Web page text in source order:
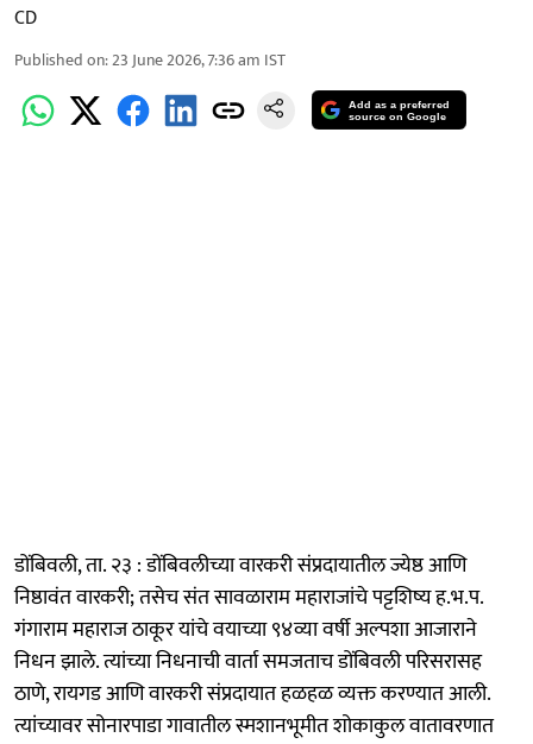
CD
Published on:23 June 2026, 7:36 am IST
Add as a preferred
source on Google
डोंबिवली, ता. २३ : डोंबिवलीच्या वारकरी संप्रदायातील ज्येष्ठ आणि
निष्ठावंत वारकरी; तसेच संत सावळाराम महाराजांचे पट्टशिष्य ह.भ.प.
गंगाराम महाराज ठाकूर यांचे वयाच्या ९४व्या वर्षी अल्पशा आजाराने
निधन झाले. त्यांच्या निधनाची वार्ता समजताच डोंबिवली परिसरासह
ठाणे, रायगड आणि वारकरी संप्रदायात हळहळ व्यक्त करण्यात आली.
त्यांच्यावर सोनारपाडा गावातील स्मशानभूमीत शोकाकुल वातावरणात